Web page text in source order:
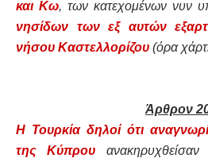
και Κω, των κατεχομένων νυν
νησίδων των εξ αυτών
νήσου Καστελλορίζου (όρα
Άρθρον
Η Τουρκία δηλοί ότι
της Κύπρου